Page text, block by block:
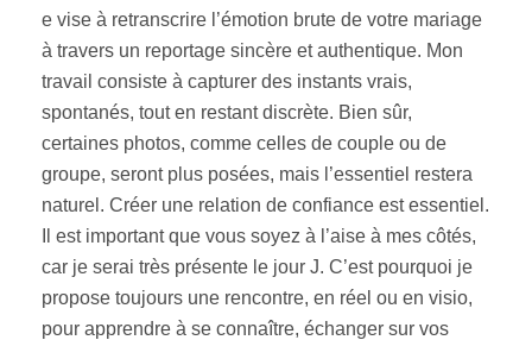
e vise à retranscrire l’émotion brute de votre mariage
à travers un reportage sincère et authentique. Mon
travail consiste à capturer des instants vrais,
spontanés, tout en restant discrète. Bien sûr,
certaines photos, comme celles de couple ou de
groupe, seront plus posées, mais l’essentiel restera
naturel. Créer une relation de confiance est essentiel.
Il est important que vous soyez à l’aise à mes côtés,
car je serai très présente le jour J. C’est pourquoi je
propose toujours une rencontre, en réel ou en visio,
pour apprendre à se connaître, échanger sur vos